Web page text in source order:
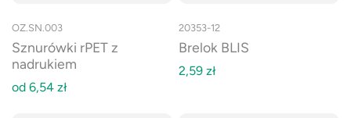
OZ.SN.003
Sznurówki rPET z
nadrukiem
od 6,54 zł
20353-12
Brelok BLIS
2,59 zł